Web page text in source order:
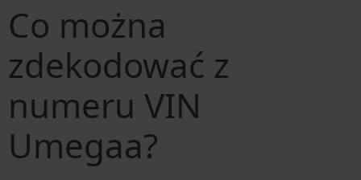
Co można
zdekodować z
numeru VIN
Umegaa?